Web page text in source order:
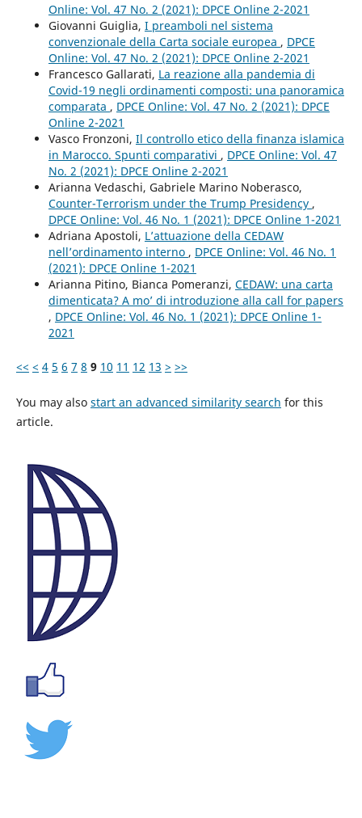
Online: Vol. 47 No. 2 (2021): DPCE Online 2-2021
Giovanni Guiglia, I preamboli nel sistema
convenzionale della Carta sociale europea , DPCE
Online: Vol. 47 No. 2 (2021): DPCE Online 2-2021
Francesco Gallarati, La reazione alla pandemia di
Covid-19 negli ordinamenti composti: una panoramica
comparata , DPCE Online: Vol. 47 No. 2 (2021): DPCE
Online 2-2021
Vasco Fronzoni, Il controllo etico della finanza islamica
in Marocco. Spunti comparativi , DPCE Online: Vol. 47
No. 2 (2021): DPCE Online 2-2021
Arianna Vedaschi, Gabriele Marino Noberasco,
Counter-Terrorism under the Trump Presidency ,
DPCE Online: Vol. 46 No. 1 (2021): DPCE Online 1-2021
Adriana Apostoli, L’attuazione della CEDAW
nell’ordinamento interno , DPCE Online: Vol. 46 No. 1
(2021): DPCE Online 1-2021
Arianna Pitino, Bianca Pomeranzi, CEDAW: una carta
dimenticata? A mo’ di introduzione alla call for papers
, DPCE Online: Vol. 46 No. 1 (2021): DPCE Online 1-
2021
<< < 4 5 6 7 8 9 10 11 12 13 > >>
You may also start an advanced similarity search for this
article.